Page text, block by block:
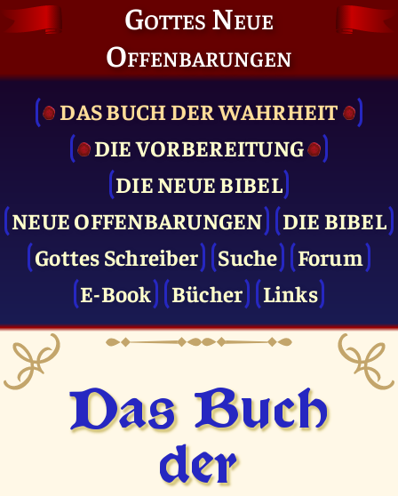
Gottes Neue
Offenbarungen
DAS BUCH DER WAHRHEIT
DIE VOR­BEREITUNG
DIE NEUE BIBEL
NEUE OFFENBARUNGEN
DIE BIBEL
Gottes Schreiber
Suche
Forum
E-Book
Bücher Links
Das Buch
der